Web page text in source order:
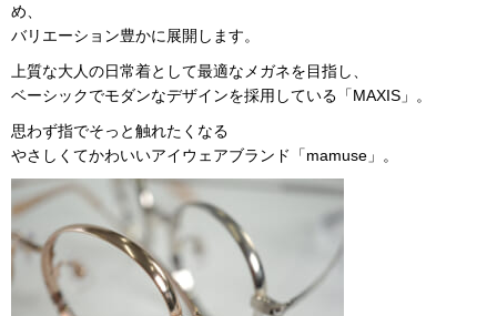
め、
バリエーション豊かに展開します。
上質な大人の日常着として最適なメガネを目指し、
ベーシックでモダンなデザインを採用している「MAXIS」。
思わず指でそっと触れたくなる
やさしくてかわいいアイウェアブランド「mamuse」。